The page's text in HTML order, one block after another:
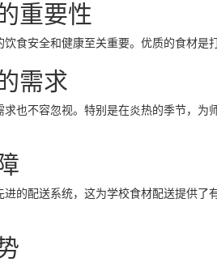
重要性
安全和健康至关重要。优质的食材是
需求
不容忽视。特别是在炎热的季节，为
配送系统，这为学校食材配送提供了